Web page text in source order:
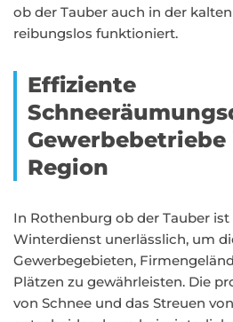
ob der Tauber auch in der
reibungslos funktioniert.
Effiziente
Gewerbebetriebe
Region
In Rothenburg ob der Tauber
Winterdienst unerlässlich, um
Gewerbegebieten,
Plätzen zu gewährleisten. Die
von Schnee und das Streuen